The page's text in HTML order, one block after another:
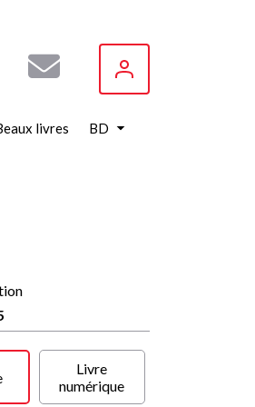
livres BD
Livre
numérique